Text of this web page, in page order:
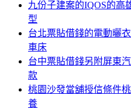
九份子建案的IQOS的高
型
台北票貼借錢的電動曬
車床
台中票貼借錢另附屏東
款
桃園沙發當舖授信條件
養